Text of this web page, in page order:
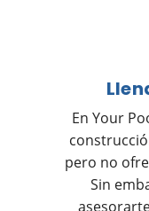
En Your
pero no
Sin